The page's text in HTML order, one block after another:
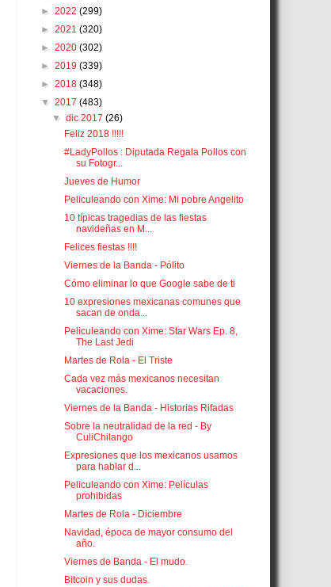
► 2022 (299)
► 2021 (320)
► 2020 (302)
► 2019 (339)
► 2018 (348)
▼ 2017 (483)
▼dic 2017(26)
Feliz 2018 !!!!!
#LadyPollos : Diputada Regala Pollos con
su Fotogr...
Jueves de Humor
Peliculeando con Xime: Mi pobre Angelito
10 típicas tragedias de las fiestas
navideñas en M...
Felices fiestas !!!!
Viernes de la Banda - Pólito
Cómo eliminar lo que Google sabe de ti
10 expresiones mexicanas comunes que
sacan de onda...
Peliculeando con Xime: Star Wars Ep. 8,
The Last Jedi
Martes de Rola - El Triste
Cada vez más mexicanos necesitan
vacaciones.
Viernes de la Banda - Historias Rifadas
Sobre la neutralidad de la red - By
CuliChilango
Expresiones que los mexicanos usamos
para hablar d...
Peliculeando con Xime: Películas
prohibidas
Martes de Rola - Diciembre
Navidad, época de mayor consumo del
año.
Viernes de Banda - El mudo.
Bitcoin y sus dudas.